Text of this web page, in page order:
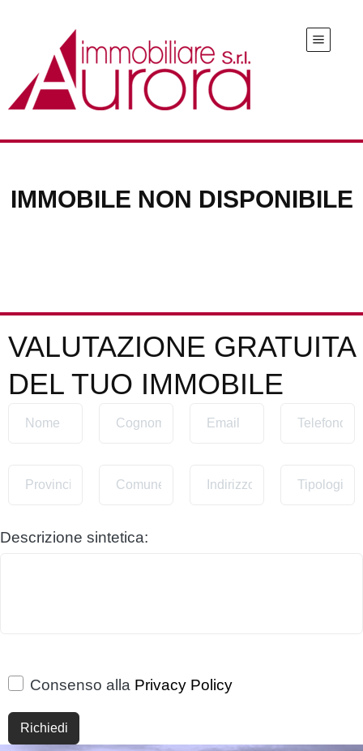
IMMOBILE NON DISPONIBILE
VALUTAZIONE GRATUITA
DEL TUO IMMOBILE
Descrizione sintetica:
Consenso alla Privacy Policy
Richiedi